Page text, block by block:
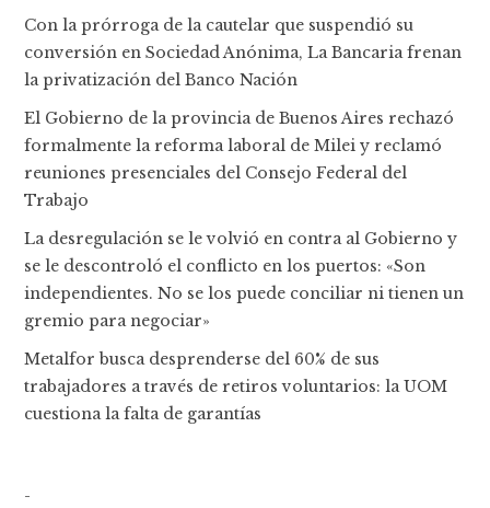
Con la prórroga de la cautelar que suspendió su
conversión en Sociedad Anónima, La Bancaria frenan
la privatización del Banco Nación
El Gobierno de la provincia de Buenos Aires rechazó
formalmente la reforma laboral de Milei y reclamó
reuniones presenciales del Consejo Federal del
Trabajo
La desregulación se le volvió en contra al Gobierno y
se le descontroló el conflicto en los puertos: «Son
independientes. No se los puede conciliar ni tienen un
gremio para negociar»
Metalfor busca desprenderse del 60% de sus
trabajadores a través de retiros voluntarios: la UOM
cuestiona la falta de garantías
-